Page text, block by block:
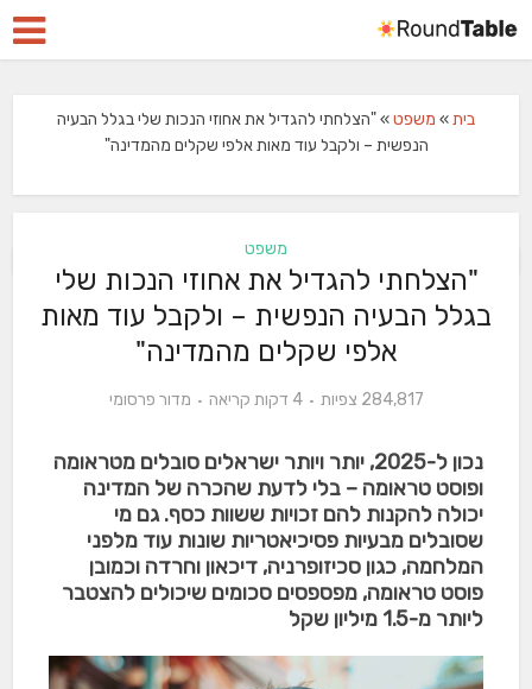
בית» משפט»"הצלחתי להגדיל את אחוזי הנכות שלי בגלל הבעיה
הנפשית – ולקבל עוד מאות אלפי שקלים מהמדינה"
משפט
"הצלחתי להגדיל את אחוזי הנכות שלי
בגלל הבעיה הנפשית – ולקבל עוד מאות
אלפי שקלים מהמדינה"
284,817 צפיות 4 דקות קריאה מדור פרסומי
נכון ל-2025, יותר ויותר ישראלים סובלים מטראומה
ופוסט טראומה – בלי לדעת שהכרה של המדינה
יכולה להקנות להם זכויות ששוות כסף. גם מי
שסובלים מבעיות פסיכיאטריות שונות עוד מלפני
המלחמה, כגון סכיזופרניה, דיכאון וחרדה וכמובן
פוסט טראומה, מפספסים סכומים שיכולים להצטבר
ליותר מ-1.5 מיליון שקל